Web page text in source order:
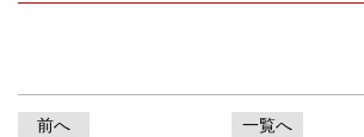
前へ 一覧へ